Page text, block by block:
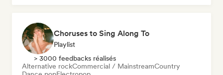
Choruses to Sing Along To
Playlist
> 3000 feedbacks réalisés
Alternative rockCommercial / MainstreamCountry